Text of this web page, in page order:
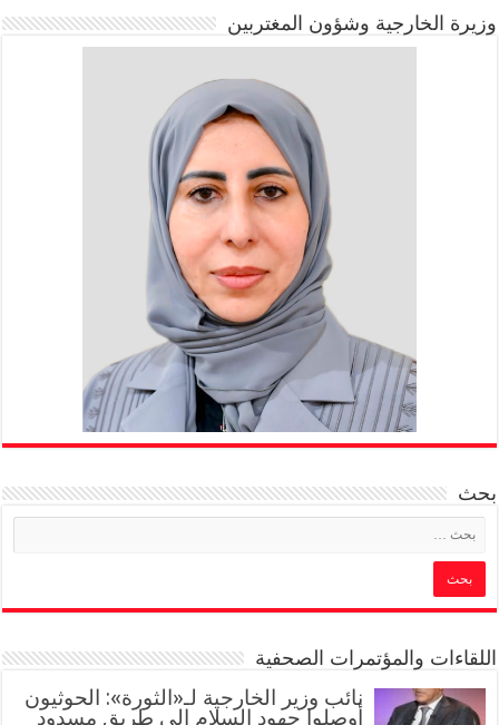
وزيرة الخارجية وشؤون المغتربين
بحث
اللقاءات والمؤتمرات الصحفية
‏نائب وزير الخارجية لـ«الثورة»: الحوثيون
أوصلوا جهود السلام إلى طريق مسدود